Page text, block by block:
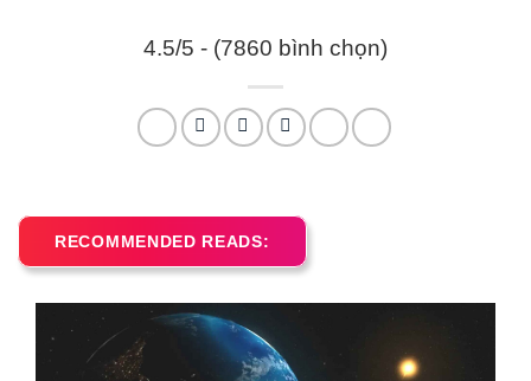
4.5/5 - (7860 bình chọn)
RECOMMENDED READS: